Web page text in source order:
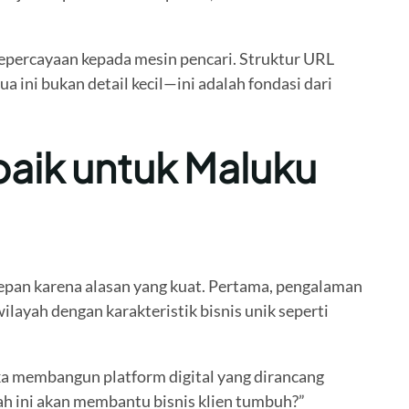
kepada mesin pencari. Struktur URL
ini bukan detail kecil—ini adalah fondasi dari
untuk Maluku
karena alasan yang kuat. Pertama, pengalaman
dengan karakteristik bisnis unik seperti
membangun platform digital yang dirancang
ini akan membantu bisnis klien tumbuh?”